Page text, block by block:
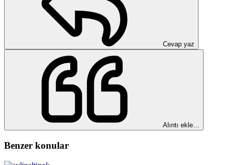
Cevap yaz
Alıntı ekle…
Benzer konular